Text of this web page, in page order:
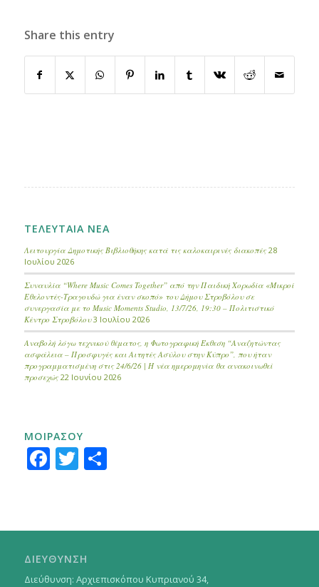
Share this entry
ΤΕΛΕΥΤΑΙΑ ΝΕΑ
Λειτουργία Δημοτικής Βιβλιοθήκης κατά τις καλοκαιρινές διακοπές 28
Ιουλίου 2026
Συναυλία “Where Music Comes Together” από την Παιδική Χορωδία «Μικροί
Εθελοντές-Τραγουδώ για έναν σκοπό» του Δήμου Στροβόλου σε
συνεργασία με το Music Moments Studio, 13/7/26, 19:30 – Πολιτιστικό
Κέντρο Στροβόλου 3 Ιουλίου 2026
Αναβολή λόγω τεχνικού θέματος, η Φωτογραφική Έκθεση “Αναζητώντας
ασφάλεια – Προσφυγές και Αιτητές Ασύλου στην Κύπρο”, που ήταν
προγραμματισμένη στις 24/6/26 | Η νέα ημερομηνία θα ανακοινωθεί
προσεχώς 22 Ιουνίου 2026
ΜΟΙΡΑΣΟΥ
Facebook
Twitter
Μοιραστείτε
ΔΙΕΥΘΥΝΣΗ
Διεύθυνση: Αρχιεπισκόπου Κυπριανού 34,